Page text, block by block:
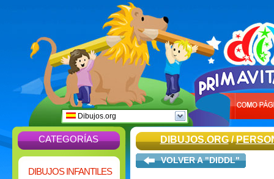
Dibujos.org
CATEGORÍAS
DIBUJOS INFANTILES
DIBUJOS.ORG/
VOLVER A "DIDDL"